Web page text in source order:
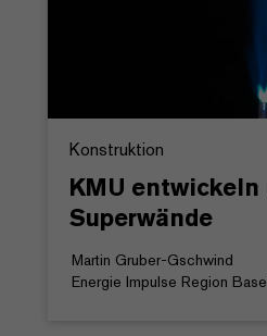
Konstruktion
KMU
Superwände
Martin Gruber-Gschwind
Energie Impulse Region